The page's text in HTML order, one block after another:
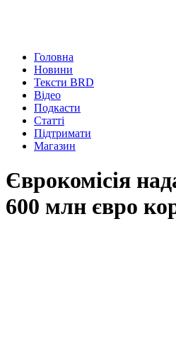
Головна
Новини
Тексти BRD
Відео
Подкасти
Статті
Підтримати
Магазин
Єврокомісія
600 млн євро